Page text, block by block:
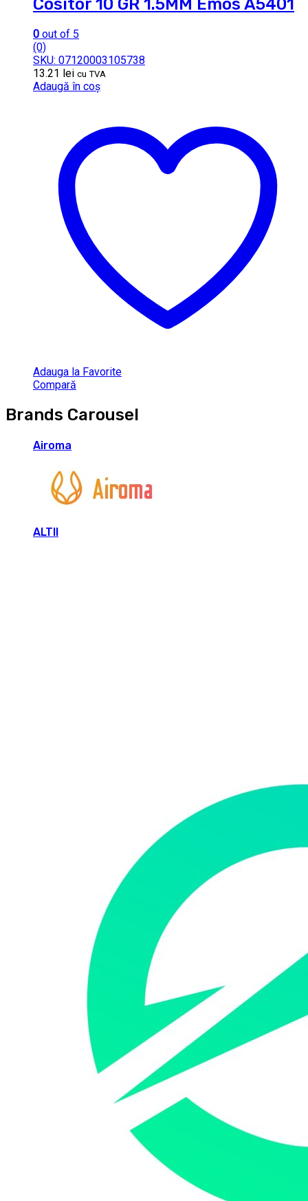
Cositor 10 GR 1.5MM Emos A5401
0 out of 5
(0)
SKU: 07120003105738
13.21 lei cu TVA
Adaugă în coș
Adauga la Favorite
Compară
Brands Carousel
Airoma
ALTII